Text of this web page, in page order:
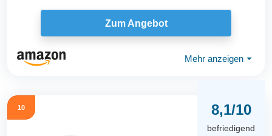
Zum Angebot
Mehr anzeigen ⏷
10 8,1/10
befriedigend